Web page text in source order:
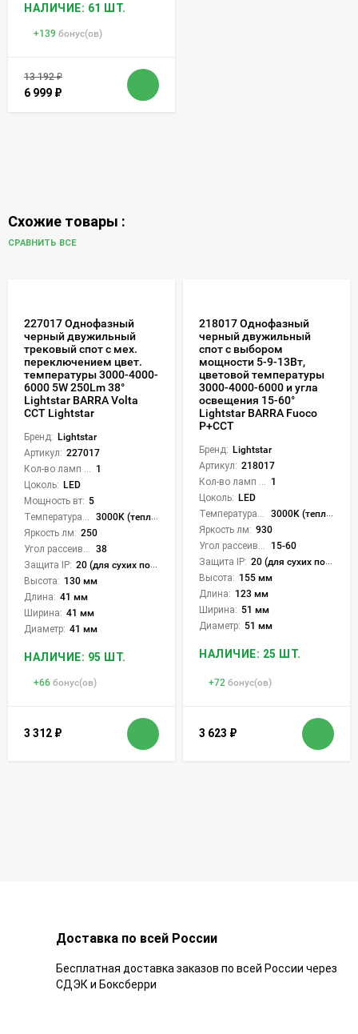
НАЛИЧИЕ: 61 ШТ.
+139 бонус(ов)
13 192₽
6 999 ₽
Схожие товары :
СРАВНИТЬ ВСЕ
227017 Однофазный
черный двужильный
трековый спот с мех.
переключением цвет.
температуры 3000-4000-
6000 5W 250Lm 38°
Lightstar BARRA Volta
CCT Lightstar
Бренд: Lightstar
Артикул: 227017
1
Цоколь: LED
Мощность вт: 5
3000K (теплый), 4000K (нейтральный), 6000K (холодный), CCT механическое переключение
Яркость лм: 250
38
Защита IP: 20 (для сухих пом.)
Высота: 130 мм
Длина: 41 мм
Ширина: 41 мм
Диаметр: 41 мм
НАЛИЧИЕ: 95 ШТ.
+66 бонус(ов)
3 312 ₽
218017 Однофазный
черный двужильный
спот с выбором
мощности 5-9-13Вт,
цветовой температуры
3000-4000-6000 и угла
освещения 15-60°
Lightstar BARRA Fuoco
P+CCT
Бренд: Lightstar
Артикул: 218017
1
Цоколь: LED
3000K (теплый), 4000K (нейтральный), 6000K (холодный), CCT механическое переключение
Яркость лм: 930
15-60
Защита IP: 20 (для сухих пом.)
Высота: 155 мм
Длина: 123 мм
Ширина: 51 мм
Диаметр: 51 мм
НАЛИЧИЕ: 25 ШТ.
+72 бонус(ов)
3 623 ₽
Доставка по всей России
Бесплатная доставка заказов по всей России через
СДЭК и Боксберри